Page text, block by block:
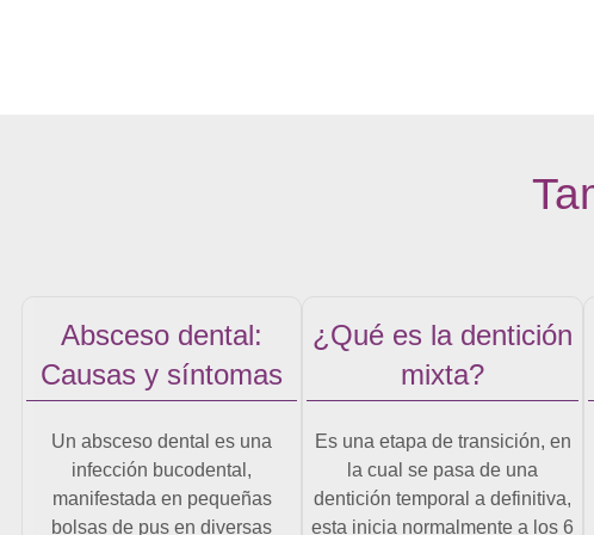
Absceso dental:
Causas y síntomas
Un absceso dental es una
infección bucodental,
manifestada en pequeñas
bolsas de pus en diversas
¿Qué es la dentición
mixta?
Es una etapa de transición, en
la cual se pasa de una
dentición temporal a definitiva,
esta inicia normalmente a los 6